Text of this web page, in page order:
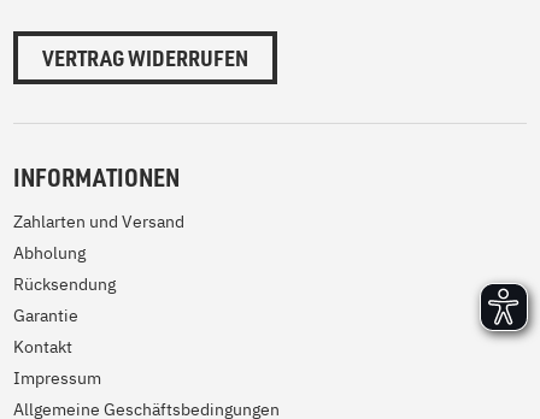
VERTRAG WIDERRUFEN
INFORMATIONEN
Zahlarten und Versand
Abholung
Rücksendung
Garantie
Kontakt
Impressum
Allgemeine Geschäftsbedingungen